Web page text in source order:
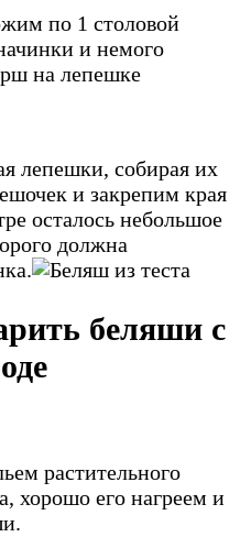
по 1 столовой
и немого
лепешки, собирая их
и закрепим края
осталось небольшое
должна
беляши с
растительного
хорошо его нагреем и